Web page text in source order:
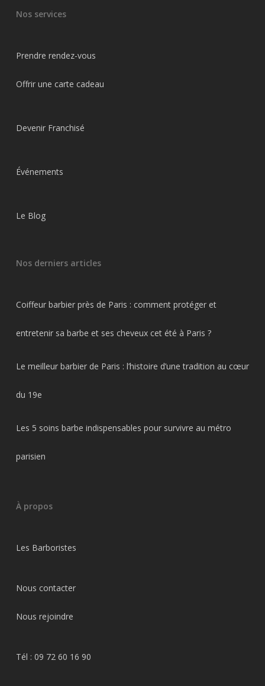
Nos services
Prendre rendez-vous
Offrir une carte cadeau
Devenir Franchisé
Événements
Le Blog
Nos derniers articles
Coiffeur barbier près de Paris : comment protéger et
entretenir sa barbe et ses cheveux cet été à Paris ?
Le meilleur barbier de Paris : l’histoire d’une tradition au cœur
du 19e
Les 5 soins barbe indispensables pour survivre au métro
parisien
À propos
Les Barboristes
Nous contacter
Nous rejoindre
Tél : 09 72 60 16 90